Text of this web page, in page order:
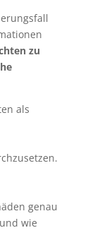
zu
als
genau
wie